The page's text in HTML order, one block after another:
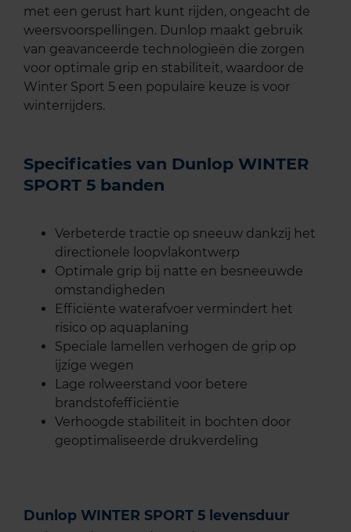
met een gerust hart kunt rijden, ongeacht de
weersvoorspellingen. Dunlop maakt gebruik
van geavanceerde technologieën die zorgen
voor optimale grip en stabiliteit, waardoor de
Winter Sport 5 een populaire keuze is voor
winterrijders.
Specificaties van Dunlop WINTER
SPORT 5 banden
Verbeterde tractie op sneeuw dankzij het
directionele loopvlakontwerp
Optimale grip bij natte en besneeuwde
omstandigheden
Efficiënte waterafvoer vermindert het
risico op aquaplaning
Speciale lamellen verhogen de grip op
ijzige wegen
Lage rolweerstand voor betere
brandstofefficiëntie
Verhoogde stabiliteit in bochten door
geoptimaliseerde drukverdeling
Dunlop WINTER SPORT 5 levensduur